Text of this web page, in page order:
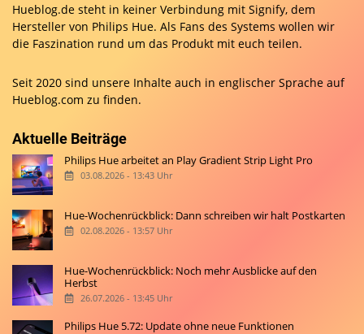
Hueblog.de steht in keiner Verbindung mit Signify, dem
Hersteller von Philips Hue. Als Fans des Systems wollen wir
die Faszination rund um das Produkt mit euch teilen.
Seit 2020 sind unsere Inhalte auch in englischer Sprache auf
Hueblog.com zu finden.
Aktuelle Beiträge
Philips Hue arbeitet an Play Gradient Strip Light Pro
03.08.2026 - 13:43 Uhr
Hue-Wochenrückblick: Dann schreiben wir halt Postkarten
02.08.2026 - 13:57 Uhr
Hue-Wochenrückblick: Noch mehr Ausblicke auf den
Herbst
26.07.2026 - 13:45 Uhr
Philips Hue 5.72: Update ohne neue Funktionen